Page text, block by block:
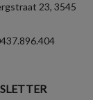
23, 3545